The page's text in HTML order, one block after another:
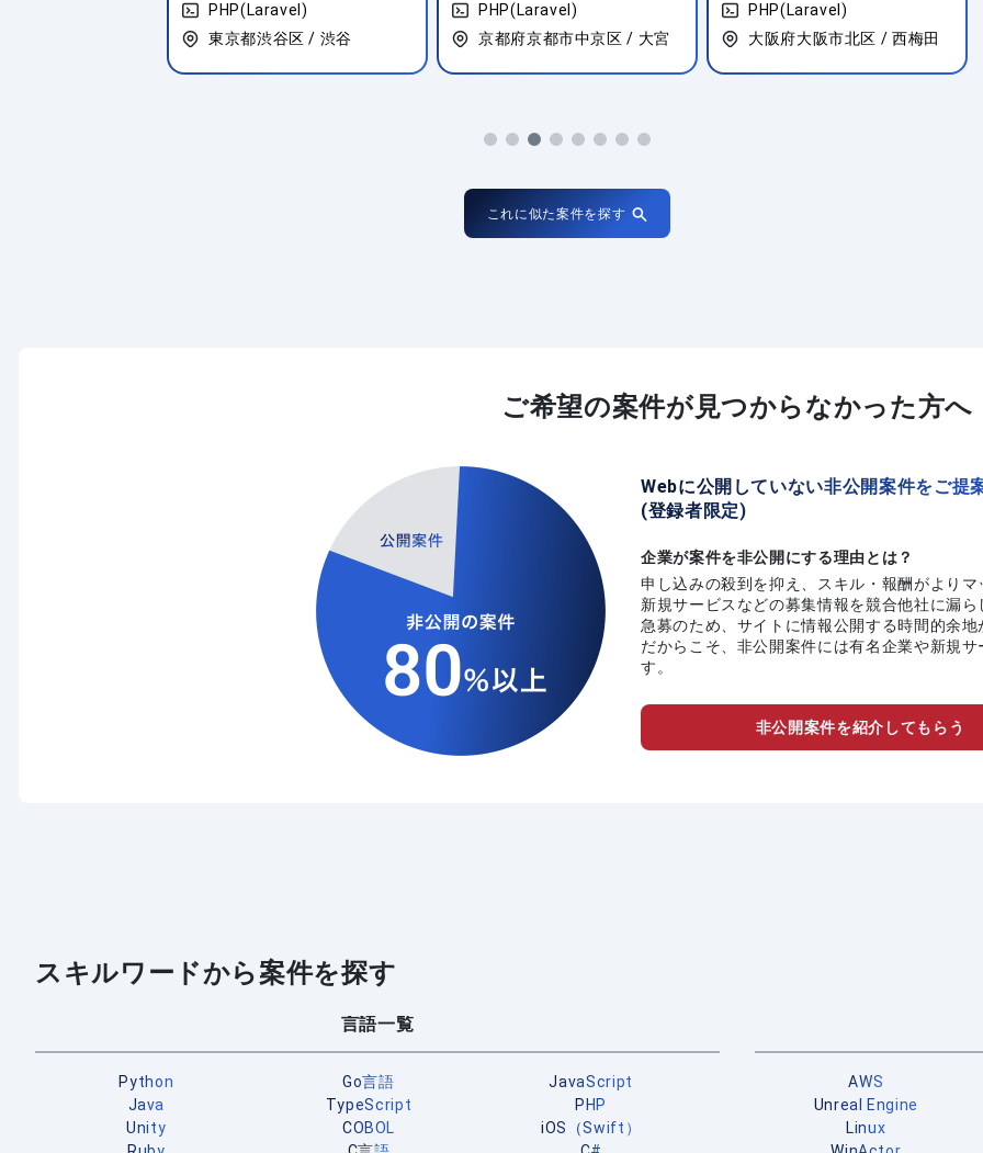
PHP(Laravel)
京都府京都市中京区 / 大宮
PHP(Laravel)
大阪府大阪市北区 / 西梅田
PHP(Laravel)
東京都中央区 / 東銀座
これに似た案件を探す
ご希望の案件が見つからなかった方へ
Webに公開していない非公開案件をご提
(登録者限定)
企業が案件を非公開にする理由とは？
申し込みの殺到を抑え、スキル・報酬がより
新規サービスなどの募集情報を競合他社に漏ら
急募のため、サイトに情報公開する時間的余地
だからこそ、非公開案件には有名企業や新規サ
す。
非公開案件を紹介してもらう
スキルワードから案件を探す
言語一覧
Python Go言語
JavaScript
Java
TypeScript
PHP
Unity
COBOL
iOS（Swift）
AWS
Unreal Engine
Linux